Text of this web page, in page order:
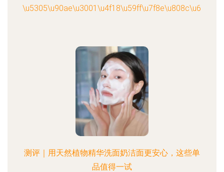
测评｜用天然植物精华洗面奶洁面更安心，这些单
品值得一试